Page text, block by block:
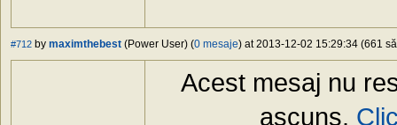
#712 by maximthebest (Power User) (0 mesaje) at 2013-12-02 15:29:34 (661
Acest mesaj nu
ascuns.